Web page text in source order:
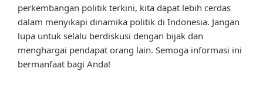
perkembangan politik terkini, kita dapat lebih cerdas
dalam menyikapi dinamika politik di Indonesia. Jangan
lupa untuk selalu berdiskusi dengan bijak dan
menghargai pendapat orang lain. Semoga informasi ini
bermanfaat bagi Anda!